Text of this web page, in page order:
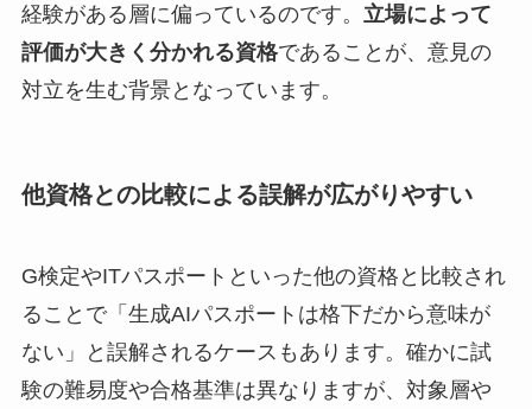
経験がある層に偏っているのです。 立場によって
評価が大きく分かれる資格であることが、意見の
対立を生む背景となっています。
他資格との比較による誤解が広がりやすい
G検定やITパスポートといった他の資格と比較され
ることで「生成AIパスポートは格下だから意味が
ない」と誤解されるケースもあります。確かに試
験の難易度や合格基準は異なりますが、対象層や